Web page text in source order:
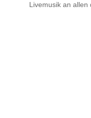
Livemusik an allen